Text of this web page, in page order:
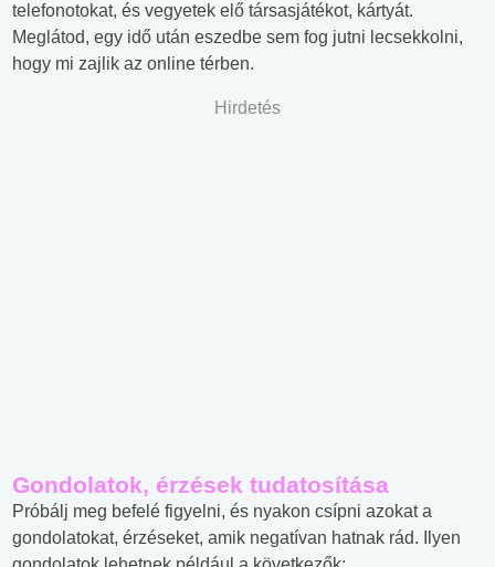
telefonotokat, és vegyetek elő társasjátékot, kártyát.
Meglátod, egy idő után eszedbe sem fog jutni lecsekkolni,
hogy mi zajlik az online térben.
Hirdetés
Gondolatok, érzések tudatosítása
Próbálj meg befelé figyelni, és nyakon csípni azokat a
gondolatokat, érzéseket, amik negatívan hatnak rád. Ilyen